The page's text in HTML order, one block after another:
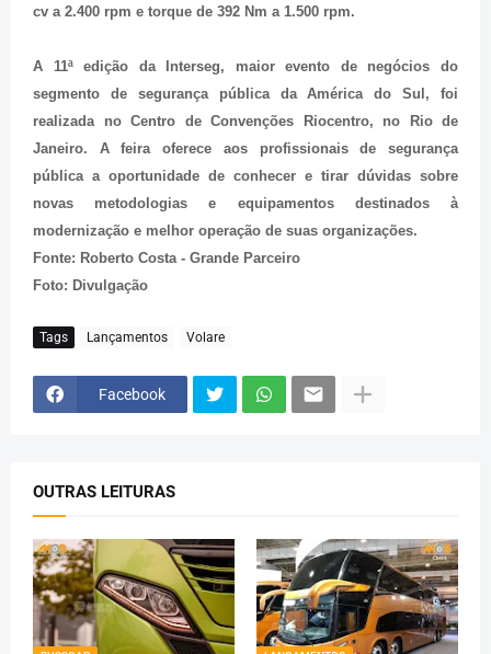
cv a 2.400 rpm e torque de 392 Nm a 1.500 rpm.
A 11ª edição da Interseg, maior evento de negócios do
segmento de segurança pública da América do Sul, foi
realizada no Centro de Convenções Riocentro, no Rio de
Janeiro. A feira oferece aos profissionais de segurança
pública a oportunidade de conhecer e tirar dúvidas sobre
novas metodologias e equipamentos destinados à
modernização e melhor operação de suas organizações.
Fonte: Roberto Costa - Grande Parceiro
Foto: Divulgação
Tags Lançamentos Volare
Facebook
OUTRAS LEITURAS